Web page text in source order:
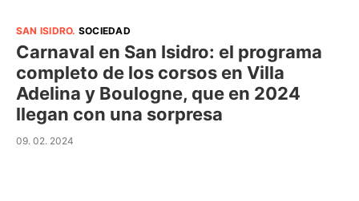
SAN ISIDRO. SOCIEDAD
Carnaval en San Isidro: el programa
completo de los corsos en Villa
Adelina y Boulogne, que en 2024
llegan con una sorpresa
09. 02. 2024